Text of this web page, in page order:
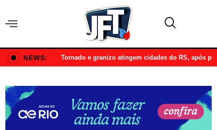
NEWS: Tornado e granizo atingem cidades do RS, após